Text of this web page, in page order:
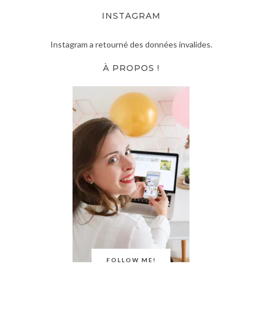
INSTAGRAM
Instagram a retourné des données invalides.
FOLLOW ME!
À PROPOS !